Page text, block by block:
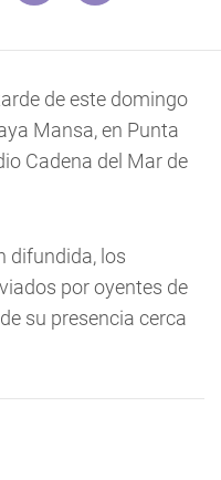
de este domingo
Mansa, en Punta
Cadena del Mar de
difundida, los
por oyentes de
su presencia cerca